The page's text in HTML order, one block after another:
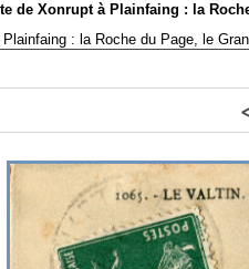
de Xonrupt à Plainfaing : la
: la Roche du Page, le